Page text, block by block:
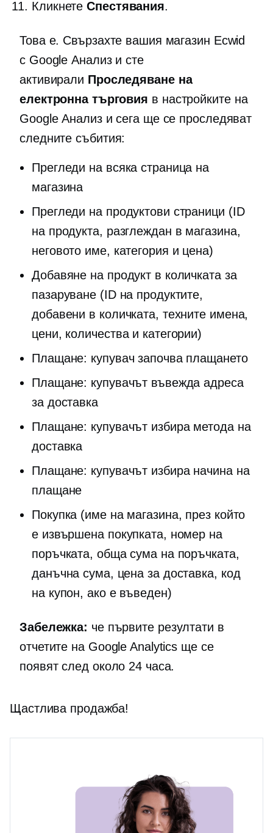
КликнетеСпестявания.
Това е. Свързахте вашия магазин Ecwid
с Google Анализ и сте
активирали Проследяване на
електронна търговия в настройките на
Google Анализ и сега ще се проследяват
следните събития:
Прегледи на всяка страница на
магазина
Прегледи на продуктови страници (ID
на продукта, разглеждан в магазина,
неговото име, категория и цена)
Добавяне на продукт в количката за
пазаруване (ID на продуктите,
добавени в количката, техните имена,
цени, количества и категории)
Плащане: купувач започва плащането
Плащане: купувачът въвежда адреса
за доставка
Плащане: купувачът избира метода на
доставка
Плащане: купувачът избира начина на
плащане
Покупка (име на магазина, през който
е извършена покупката, номер на
поръчката, обща сума на поръчката,
данъчна сума, цена за доставка, код
на купон, ако е въведен)
Забележка: че първите резултати в
отчетите на Google Analytics ще се
появят след около 24 часа.
Щастлива продажба!